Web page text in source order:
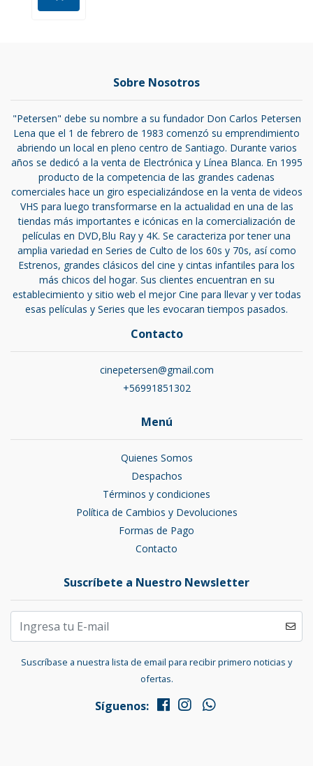
Sobre Nosotros
"Petersen" debe su nombre a su fundador Don Carlos Petersen
Lena que el 1 de febrero de 1983 comenzó su emprendimiento
abriendo un local en pleno centro de Santiago. Durante varios
años se dedicó a la venta de Electrónica y Línea Blanca. En 1995
producto de la competencia de las grandes cadenas
comerciales hace un giro especializándose en la venta de videos
VHS para luego transformarse en la actualidad en una de las
tiendas más importantes e icónicas en la comercialización de
películas en DVD,Blu Ray y 4K. Se caracteriza por tener una
amplia variedad en Series de Culto de los 60s y 70s, así como
Estrenos, grandes clásicos del cine y cintas infantiles para los
más chicos del hogar. Sus clientes encuentran en su
establecimiento y sitio web el mejor Cine para llevar y ver todas
esas películas y Series que les evocaran tiempos pasados.
Contacto
cinepetersen@gmail.com
+56991851302
Menú
Quienes Somos
Despachos
Términos y condiciones
Política de Cambios y Devoluciones
Formas de Pago
Contacto
Suscríbete a Nuestro Newsletter
Suscríbase a nuestra lista de email para recibir primero noticias y
ofertas.
Síguenos: